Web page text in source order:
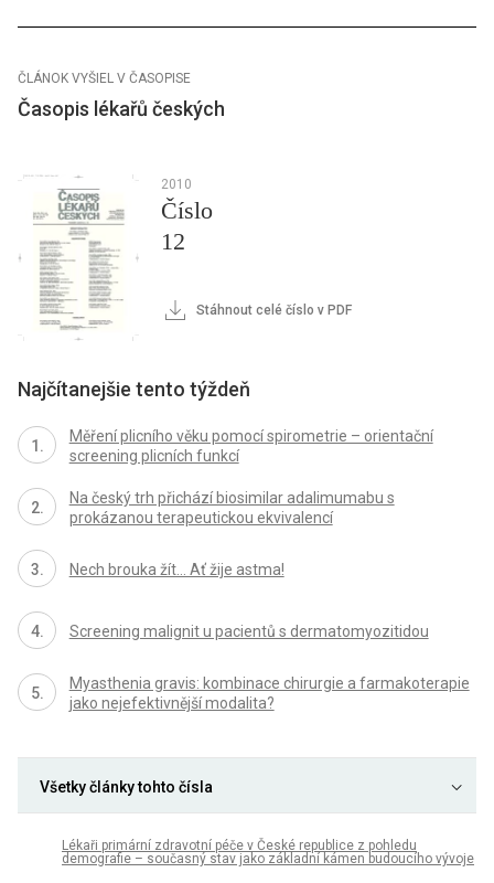
ČLÁNOK VYŠIEL V ČASOPISE
Časopis lékařů českých
2010
Číslo
12
Stáhnout celé číslo v PDF
Najčítanejšie tento týždeň
Měření plicního věku pomocí spirometrie – orientační
screening plicních funkcí
Na český trh přichází biosimilar adalimumabu s
prokázanou terapeutickou ekvivalencí
Nech brouka žít… Ať žije astma!
Screening malignit u pacientů s dermatomyozitidou
Myasthenia gravis: kombinace chirurgie a farmakoterapie
jako nejefektivnější modalita?
Všetky články tohto čísla
Lékaři primární zdravotní péče v České republice z pohledu
demografie – současný stav jako základní kámen budoucího vývoje